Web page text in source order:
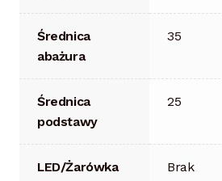
Średnica
abażura
35
Średnica
podstawy
25
LED/Żarówka Brak